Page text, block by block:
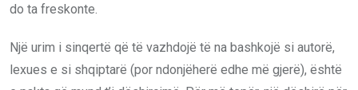
do ta freskonte.
Një urim i sinqertë që të vazhdojë të na bashkojë si autorë,
lexues e si shqiptarë (por ndonjëherë edhe më gjerë), është